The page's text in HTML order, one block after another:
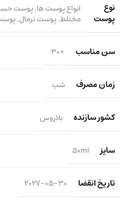
نوع
پوست
انواع پوست ها,پوست
مختلط,پوست نرمال,
سن مناسب +30
زمان مصرف شب
کشور سازنده بلاروس
سایز 50ml
تاریخ انقضا 2027-05-30